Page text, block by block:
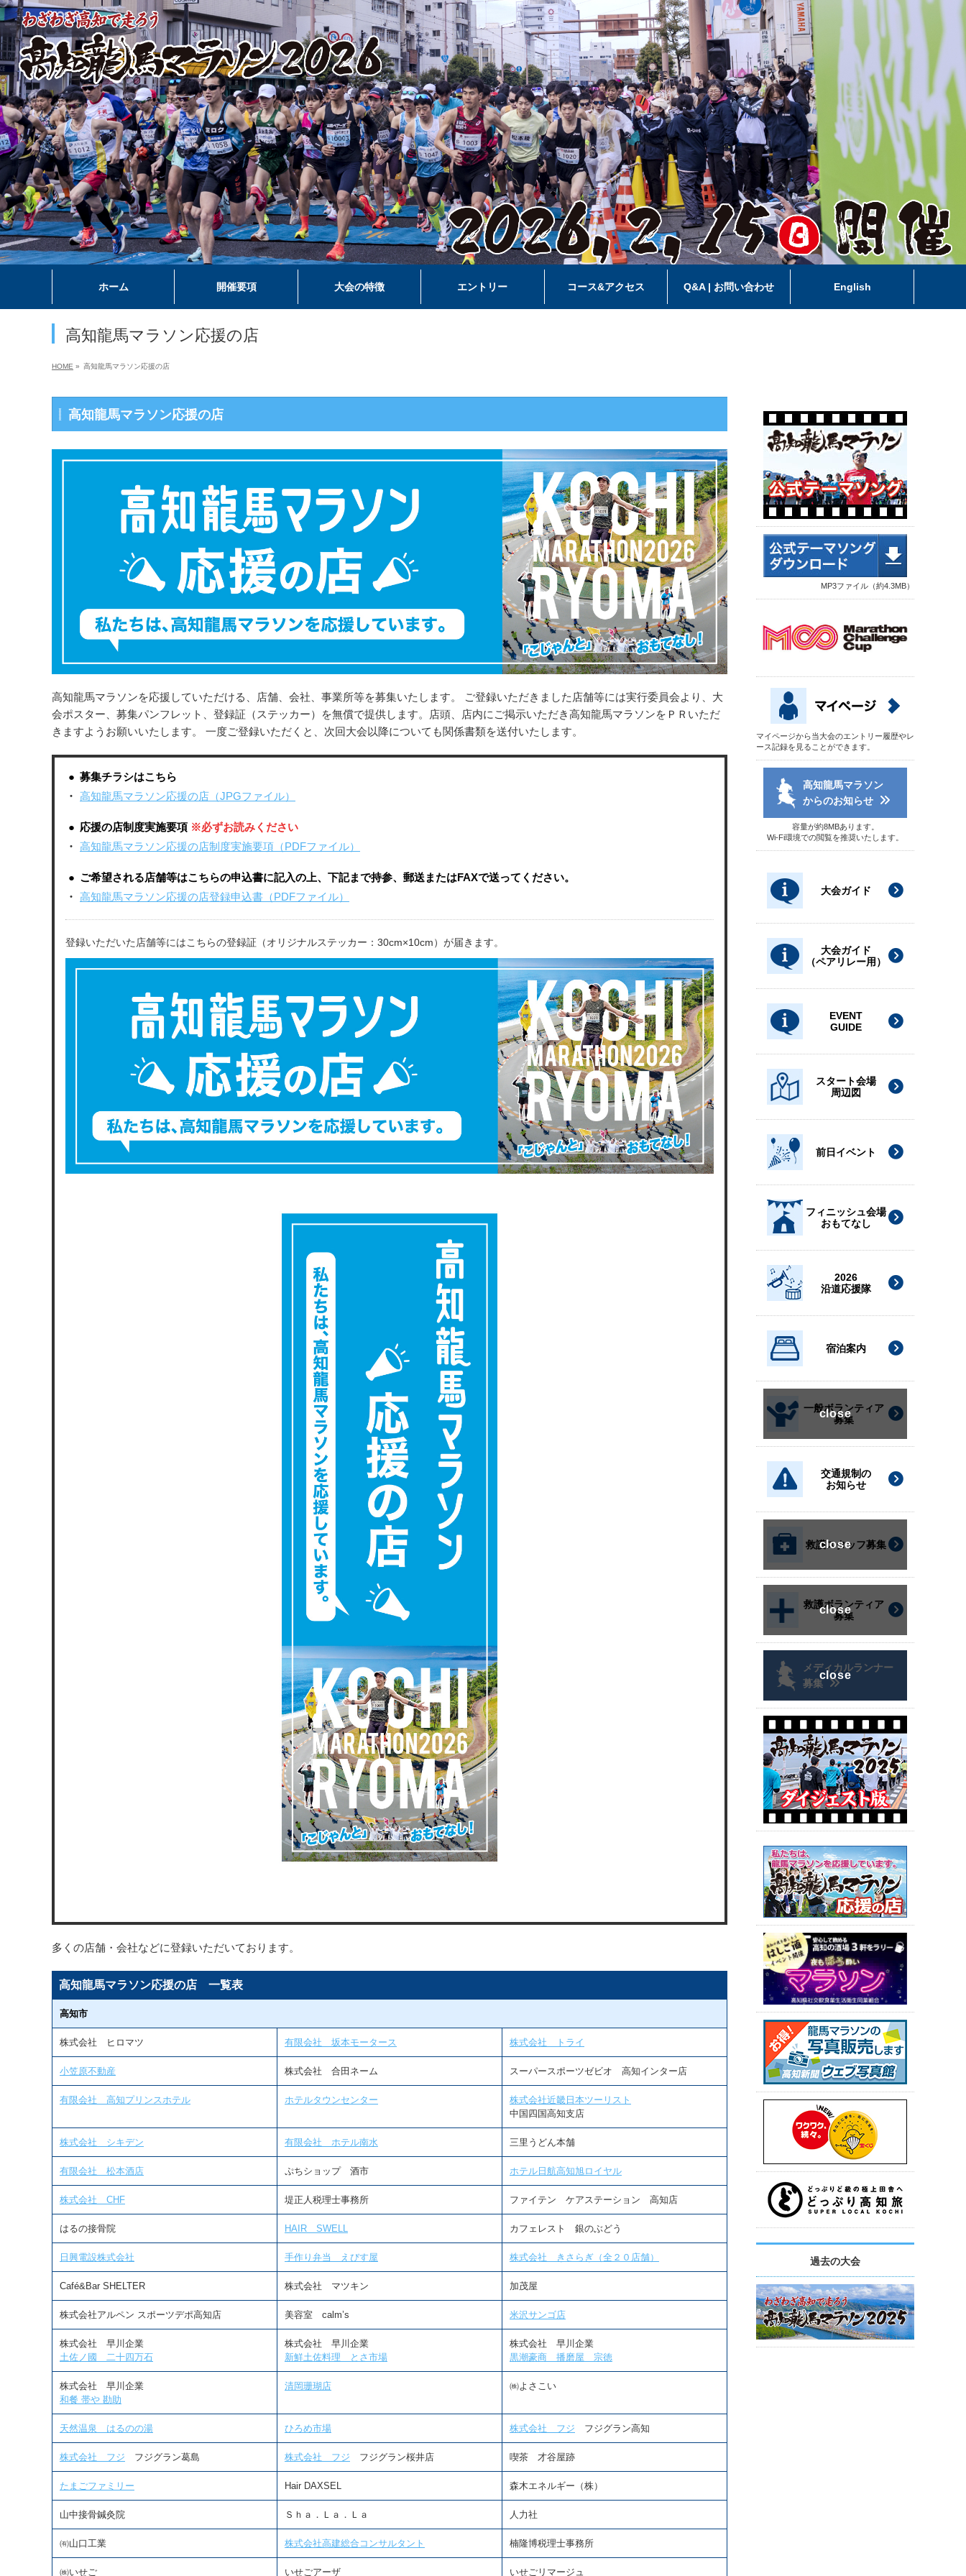
ホーム 開催要項 大会の特徴 エントリー コース&アクセス Q&A | お問い合わせ English
高知龍馬マラソン応援の店
HOME » 高知龍馬マラソン応援の店
高知龍馬マラソン応援の店
高知龍馬マラソンを応援していただける、店舗、会社、事業所等を募集いたします。 ご登録いただきました店舗等には実行委員会より、大
会ポスター、募集パンフレット、登録証（ステッカー）を無償で提供します。店頭、店内にご掲示いただき高知龍馬マラソンをＰＲいただ
きますようお願いいたします。 一度ご登録いただくと、次回大会以降についても関係書類を送付いたします。
募集チラシはこちら
高知龍馬マラソン応援の店（JPGファイル）
応援の店制度実施要項 ※必ずお読みください
高知龍馬マラソン応援の店制度実施要項（PDFファイル）
ご希望される店舗等はこちらの申込書に記入の上、下記まで持参、郵送またはFAXで送ってください。
高知龍馬マラソン応援の店登録申込書（PDFファイル）
登録いただいた店舗等にはこちらの登録証（オリジナルステッカー：30cm×10cm）が届きます。
多くの店舗・会社などに登録いただいております。
高知龍馬マラソン応援の店 一覧表
高知市
株式会社 ヒロマツ 有限会社 坂本モータース 株式会社 トライ
小笠原不動産 株式会社 合田ネーム スーパースポーツゼビオ 高知インター店
有限会社 高知プリンスホテル ホテルタウンセンター
株式会社近畿日本ツーリスト
中国四国高知支店
株式会社 シキデン 有限会社 ホテル南水 三里うどん本舗
有限会社 松本酒店 ぷちショップ 酒市 ホテル日航高知旭ロイヤル
株式会社 CHF 堤正人税理士事務所 ファイテン ケアステーション 高知店
はるの接骨院 HAIR SWELL カフェレスト 銀のぶどう
日興電設株式会社 手作り弁当 えびす屋 株式会社 きさらぎ（全２０店舗）
Café&Bar SHELTER 株式会社 マツキン 加茂屋
株式会社アルペン スポーツデポ高知店 美容室 calm’s 米沢サンゴ店
株式会社 早川企業
土佐ノ國 二十四万石
株式会社 早川企業
新鮮土佐料理 とさ市場
株式会社 早川企業
黒潮豪商 播磨屋 宗徳
株式会社 早川企業
和餐 帯や 勘助
清岡珊瑚店 ㈱よさこい
天然温泉 はるのの湯 ひろめ市場 株式会社 フジ フジグラン高知
株式会社 フジ フジグラン葛島 株式会社 フジ フジグラン桜井店 喫茶 才谷屋跡
たまごファミリー Hair DAXSEL 森木エネルギー（株）
山中接骨鍼灸院 Ｓｈａ．Ｌａ．Ｌａ 人力社
㈲山口工業 株式会社高建総合コンサルタント 楠隆博税理士事務所
㈱いせご いせごアーザ いせごリマージュ
MP3ファイル（約4.3MB）
マイページから当大会のエントリー履歴やレ
ース記録を見ることができます。
高知龍馬マラソン
からのお知らせ
容量が約8MBあります。
Wi-Fi環境での閲覧を推奨いたします。
大会ガイド
大会ガイド
（ペアリレー用）
EVENT
GUIDE
スタート会場
周辺図
前日イベント
フィニッシュ会場
おもてなし
2026
沿道応援隊
宿泊案内
一般ボランティア
募集
交通規制の
お知らせ
救護スタッフ募集
救護ボランティア
募集
メディカルランナー
募集
過去の大会